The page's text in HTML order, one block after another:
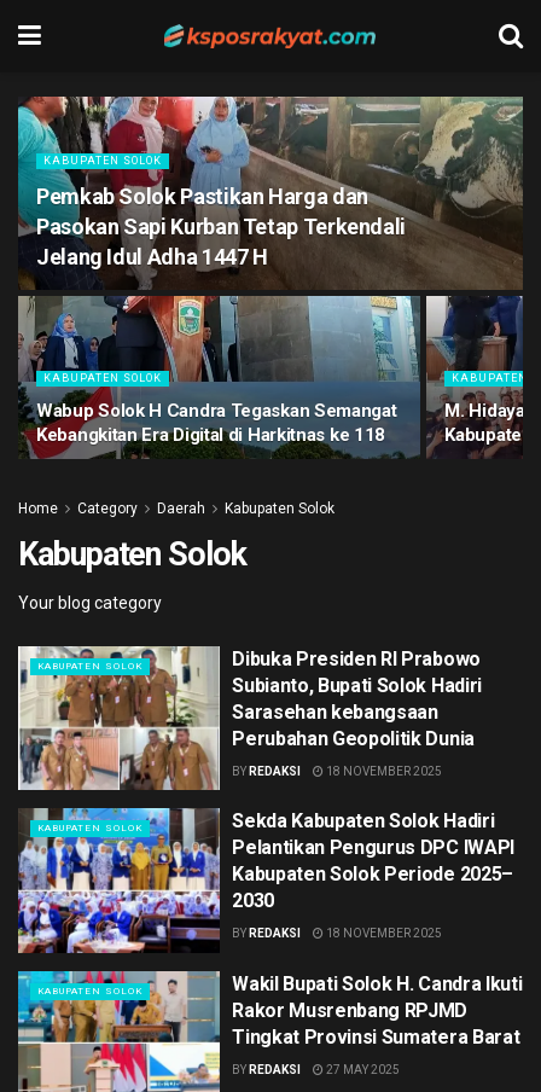
KABUPATEN SOLOK
Pemkab Solok Pastikan Harga dan
Pasokan Sapi Kurban Tetap Terkendali
Jelang Idul Adha 1447 H
KABUPATEN SOLOK
Wabup Solok H Candra Tegaskan Semangat
Kebangkitan Era Digital di Harkitnas ke 118
KABUPATEN
M. Hidayat
Kabupaten
Home Category Daerah Kabupaten Solok
Kabupaten Solok
Your blog category
KABUPATEN SOLOK
Dibuka Presiden RI Prabowo
Subianto, Bupati Solok Hadiri
Sarasehan kebangsaan
Perubahan Geopolitik Dunia
BY REDAKSI 18 NOVEMBER 2025
KABUPATEN SOLOK
Sekda Kabupaten Solok Hadiri
Pelantikan Pengurus DPC IWAPI
Kabupaten Solok Periode 2025–
2030
BY REDAKSI 18 NOVEMBER 2025
KABUPATEN SOLOK
Wakil Bupati Solok H. Candra Ikuti
Rakor Musrenbang RPJMD
Tingkat Provinsi Sumatera Barat
BY REDAKSI 27 MAY 2025